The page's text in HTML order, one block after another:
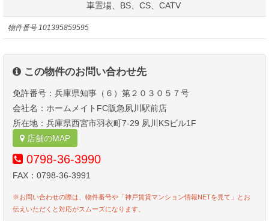
物件番号101395859595
車置場、BS、CS、CATV
この物件のお問い合わせ先
免許番号：兵庫県知事（６）第２０３０５７号
会社名：ホームメイトFC阪急夙川駅前店
所在地：兵庫県西宮市羽衣町7-29 夙川KSビル1F
店舗のMAP
0798-36-3990
FAX：0798-36-3991
※お問い合わせの際は、物件番号や「神戸賃貸マンション情報NETを見て」とお
伝えいただくと対応がスムーズになります。